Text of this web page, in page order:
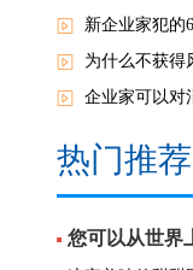
新企业家犯的
为什么不获得
热门推荐